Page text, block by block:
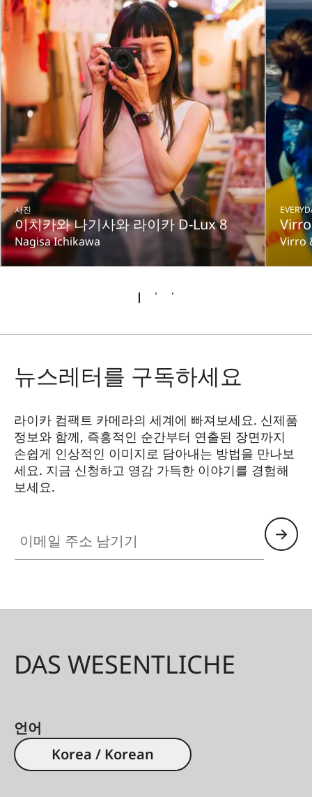
사진
이치카와 나기사와 라이카 D-Lux 8
Nagisa Ichikawa Virro
뉴스레터를 구독하세요
라이카 컴팩트 카메라의 세계에 빠져보세요. 신제품
정보와 함께, 즉흥적인 순간부터 연출된 장면까지
손쉽게 인상적인 이미지로 담아내는 방법을 만나보
세요. 지금 신청하고 영감 가득한 이야기를 경험해
보세요.
DAS WESENTLICHE
언어
Korea / Korean